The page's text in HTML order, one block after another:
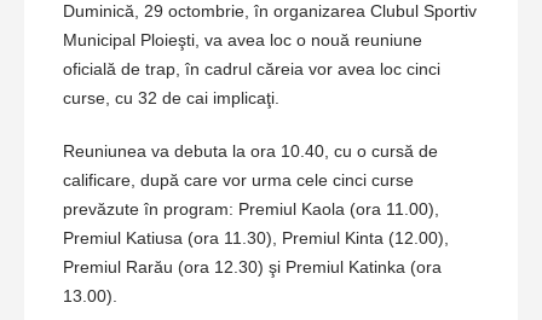
Duminică, 29 octombrie, în organizarea Clubul Sportiv
Municipal Ploieşti, va avea loc o nouă reuniune
oficială de trap, în cadrul căreia vor avea loc cinci
curse, cu 32 de cai implicaţi.
Reuniunea va debuta la ora 10.40, cu o cursă de
calificare, după care vor urma cele cinci curse
prevăzute în program: Premiul Kaola (ora 11.00),
Premiul Katiusa (ora 11.30), Premiul Kinta (12.00),
Premiul Rarău (ora 12.30) şi Premiul Katinka (ora
13.00).